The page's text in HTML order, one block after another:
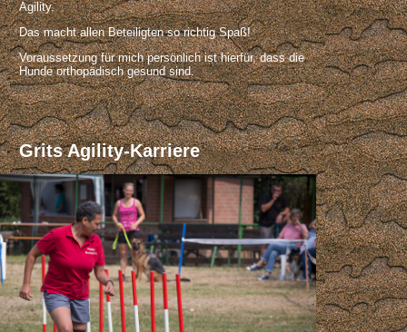
Impressum
Datenschutz
Merle - just for fun
Fun-Turnier in Wiehl (07/2012)
Fun-Turnier in Iserlohn (04/2012)
Fun-Turnier (2011)
Fun-Turnier (2008)
Agility.
Das macht allen Beteiligten so richtig Spaß!
Voraussetzung für mich persönlich ist hierfür, dass die
Hunde orthopädisch gesund sind.
Grits Agility-Karriere